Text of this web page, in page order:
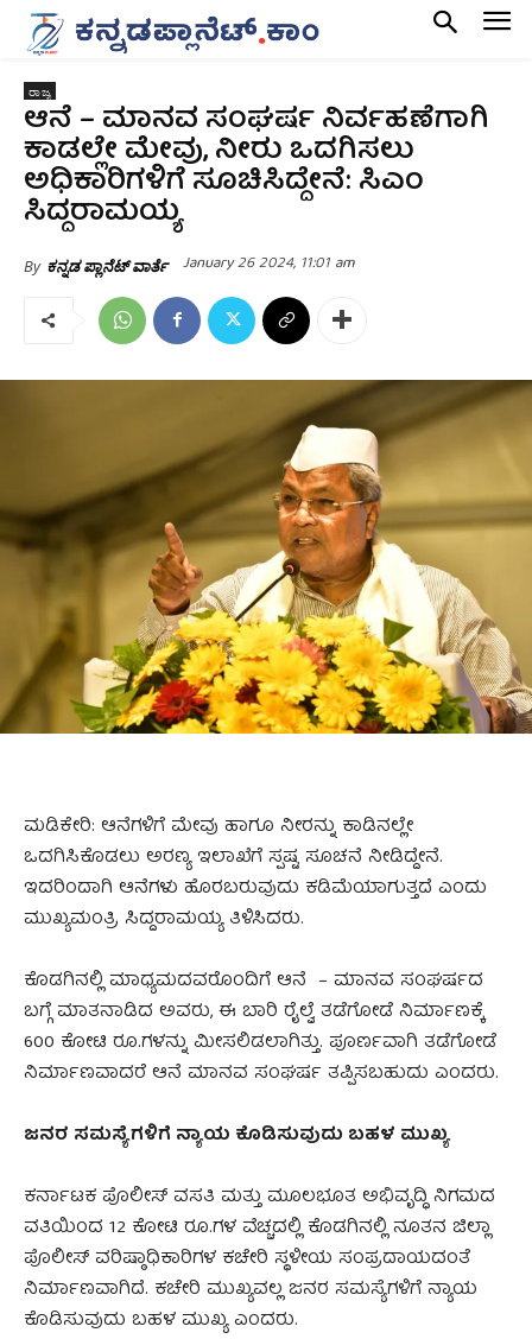
ರಾಜ್ಯ
ಆನೆ – ಮಾನವ ಸಂಘರ್ಷ ನಿರ್ವಹಣೆಗಾಗಿ
ಕಾಡಲ್ಲೇ ಮೇವು, ನೀರು ಒದಗಿಸಲು
ಅಧಿಕಾರಿಗಳಿಗೆ ಸೂಚಿಸಿದ್ದೇನೆ: ಸಿಎಂ
ಸಿದ್ದರಾಮಯ್ಯ
By ಕನ್ನಡ ಪ್ಲಾನೆಟ್ ವಾರ್ತೆ January 26 2024, 11:01 am
ಮಡಿಕೇರಿ: ಆನೆಗಳಿಗೆ ಮೇವು ಹಾಗೂ ನೀರನ್ನು ಕಾಡಿನಲ್ಲೇ
ಒದಗಿಸಿಕೊಡಲು ಅರಣ್ಯ ಇಲಾಖೆಗೆ ಸ್ಪಷ್ಟ ಸೂಚನೆ ನೀಡಿದ್ದೇನೆ.
ಇದರಿಂದಾಗಿ ಆನೆಗಳು ಹೊರಬರುವುದು ಕಡಿಮೆಯಾಗುತ್ತದೆ ಎಂದು
ಮುಖ್ಯಮಂತ್ರಿ ಸಿದ್ದರಾಮಯ್ಯ ತಿಳಿಸಿದರು.
ಕೊಡಗಿನಲ್ಲಿ ಮಾಧ್ಯಮದವರೊಂದಿಗೆ ಆನೆ – ಮಾನವ ಸಂಘರ್ಷದ
ಬಗ್ಗೆ ಮಾತನಾಡಿದ ಅವರು, ಈ ಬಾರಿ ರೈಲ್ವೆ ತಡೆಗೋಡೆ ನಿರ್ಮಾಣಕ್ಕೆ
600 ಕೋಟಿ ರೂ.ಗಳನ್ನು ಮೀಸಲಿಡಲಾಗಿತ್ತು. ಪೂರ್ಣವಾಗಿ ತಡೆಗೋಡೆ
ನಿರ್ಮಾಣವಾದರೆ ಆನೆ ಮಾನವ ಸಂಘರ್ಷ ತಪ್ಪಿಸಬಹುದು ಎಂದರು.
ಜನರ ಸಮಸ್ಯೆಗಳಿಗೆ ನ್ಯಾಯ ಕೊಡಿಸುವುದು ಬಹಳ ಮುಖ್ಯ
ಕರ್ನಾಟಕ ಪೊಲೀಸ್ ವಸತಿ ಮತ್ತು ಮೂಲಭೂತ ಅಭಿವೃದ್ಧಿ ನಿಗಮದ
ವತಿಯಿಂದ 12 ಕೋಟಿ ರೂ.ಗಳ ವೆಚ್ಚದಲ್ಲಿ ಕೊಡಗಿನಲ್ಲಿ ನೂತನ ಜಿಲ್ಲಾ
ಪೊಲೀಸ್ ವರಿಷ್ಠಾಧಿಕಾರಿಗಳ ಕಚೇರಿ ಸ್ಥಳೀಯ ಸಂಪ್ರದಾಯದಂತೆ
ನಿರ್ಮಾಣವಾಗಿದೆ. ಕಚೇರಿ ಮುಖ್ಯವಲ್ಲ ಜನರ ಸಮಸ್ಯೆಗಳಿಗೆ ನ್ಯಾಯ
ಕೊಡಿಸುವುದು ಬಹಳ ಮುಖ್ಯ ಎಂದರು.